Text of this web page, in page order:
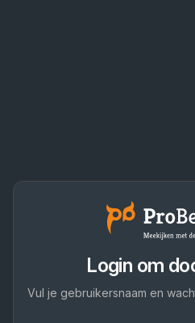
Login om
Vul je gebruikersnaam en